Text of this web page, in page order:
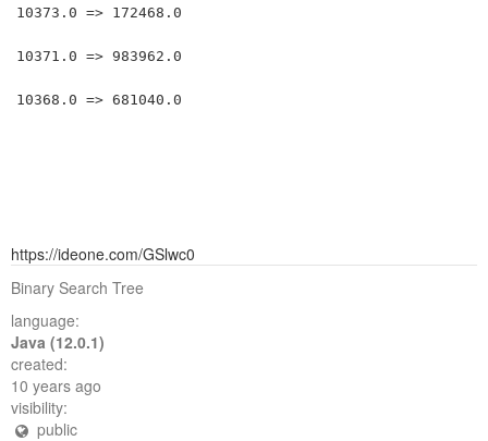
https://ideone.com/GSlwc0
Binary Search Tree
language:
Java (12.0.1)
created:
10 years ago
visibility:
public